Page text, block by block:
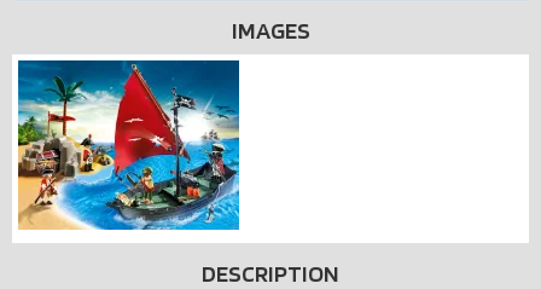
IMAGES
DESCRIPTION